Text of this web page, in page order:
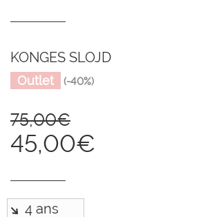
KONGES SLOJD
Outlet (-40%)
75,00€
45,00€